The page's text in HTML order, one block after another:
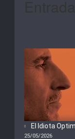
El Idiota
25/05/2026